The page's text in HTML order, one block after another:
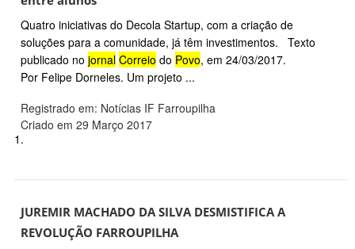
Quatro iniciativas do Decola Startup, com a criação de
soluções para a comunidade, já têm investimentos. Texto
publicado no jornal Correio do Povo, em 24/03/2017.
Por Felipe Dorneles. Um projeto ...
Registrado em: Notícias IF Farroupilha
Criado em 29 Março 2017
1.
JUREMIR MACHADO DA SILVA DESMISTIFICA A
REVOLUÇÃO FARROUPILHA